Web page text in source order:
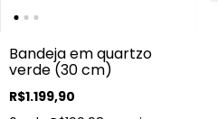
Bandeja em quartzo
verde (30 cm)
R$1.199,90